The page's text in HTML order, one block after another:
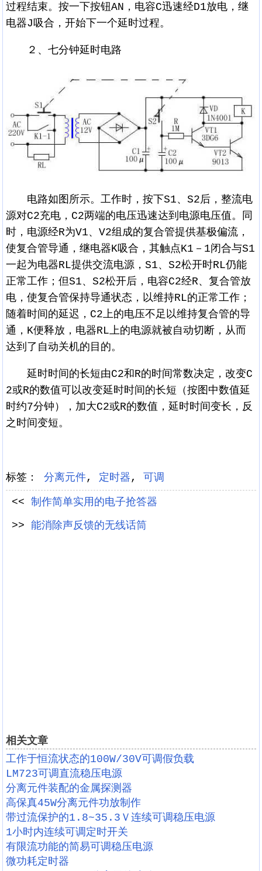
过程结束。按一下按钮AN，电容C迅速经D1放电，继
电器J吸合，开始下一个延时过程。
２、七分钟延时电路
电路如图所示。工作时，按下S1、S2后，整流电
源对C2充电，C2两端的电压迅速达到电源电压值。同
时，电源经R为V1、V2组成的复合管提供基极偏流，
使复合管导通，继电器K吸合，其触点K1－1闭合与S1
一起为电器RL提供交流电源，S1、S2松开时RL仍能
正常工作；但S1、S2松开后，电容C2经R、复合管放
电，使复合管保持导通状态，以维持RL的正常工作；
随着时间的延迟，C2上的电压不足以维持复合管的导
通，K便释放，电器RL上的电源就被自动切断，从而
达到了自动关机的目的。
延时时间的长短由C2和R的时间常数决定，改变C
2或R的数值可以改变延时时间的长短（按图中数值延
时约7分钟），加大C2或R的数值，延时时间变长，反
之时间变短。
标签： 分离元件, 定时器, 可调
<< 制作简单实用的电子抢答器
>> 能消除声反馈的无线话筒
相关文章
工作于恒流状态的100W/30V可调假负载
LM723可调直流稳压电源
分离元件装配的金属探测器
高保真45W分离元件功放制作
带过流保护的1.8~35.3Ｖ连续可调稳压电源
1小时内连续可调定时开关
有限流功能的简易可调稳压电源
微功耗定时器